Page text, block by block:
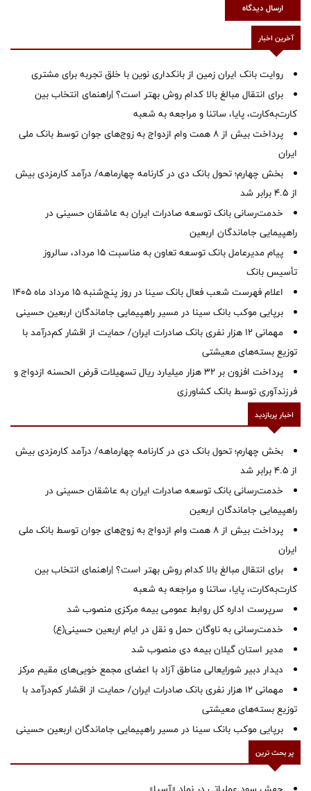
ارسال دیدگاه
آخرین اخبار
روایت بانک ایران زمین از بانکداری نوین با خلق تجربه برای مشتری
برای انتقال مبالغ بالا کدام روش بهتر است؟ |راهنمای انتخاب بین
کارت‌به‌کارت، پایا، ساتنا و مراجعه به شعبه
پرداخت بیش از ۸ همت وام ازدواج به زوج‌های جوان توسط بانک ملی
ایران
بخش چهارم؛ تحول بانک دی در کارنامه چهارماهه/ درآمد کارمزدی بیش
از ۴.۵ برابر شد
خدمت‌رسانی بانک توسعه صادرات ایران به عاشقان حسینی در
راهپیمایی جاماندگان اربعین
پیام مدیرعامل بانک توسعه تعاون به مناسبت 15 مرداد، سالروز
تأسیس بانک
اعلام فهرست شعب فعال بانک سینا در روز پنج‌شنبه 15 مرداد ماه 1405
برپایی موکب بانک سینا در مسیر راهپیمایی جاماندگان اربعین حسینی
مهمانی ۱۲ هزار نفری بانک صادرات ایران/ حمایت از اقشار کم‌درآمد با
توزیع بسته‌های معیشتی
پرداخت افزون بر 32 هزار میلیارد ریال تسهیلات قرض الحسنه ازدواج و
فرزندآوری توسط بانک کشاورزی
اخبار پربازدید
بخش چهارم؛ تحول بانک دی در کارنامه چهارماهه/ درآمد کارمزدی بیش
از ۴.۵ برابر شد
خدمت‌رسانی بانک توسعه صادرات ایران به عاشقان حسینی در
راهپیمایی جاماندگان اربعین
پرداخت بیش از ۸ همت وام ازدواج به زوج‌های جوان توسط بانک ملی
ایران
برای انتقال مبالغ بالا کدام روش بهتر است؟ |راهنمای انتخاب بین
کارت‌به‌کارت، پایا، ساتنا و مراجعه به شعبه
سرپرست اداره کل روابط عمومی بیمه مرکزی منصوب شد
خدمت‌رسانی به ناوگان حمل و نقل در ایام اربعین حسینی(ع)
‌مدیر استان گیلان بیمه دی منصوب شد
دیدار دبیر شورایعالی مناطق آزاد با اعضای مجمع خویی‌های مقیم مرکز
مهمانی ۱۲ هزار نفری بانک صادرات ایران/ حمایت از اقشار کم‌درآمد با
توزیع بسته‌های معیشتی
برپایی موکب بانک سینا در مسیر راهپیمایی جاماندگان اربعین حسینی
پر بحث ترین